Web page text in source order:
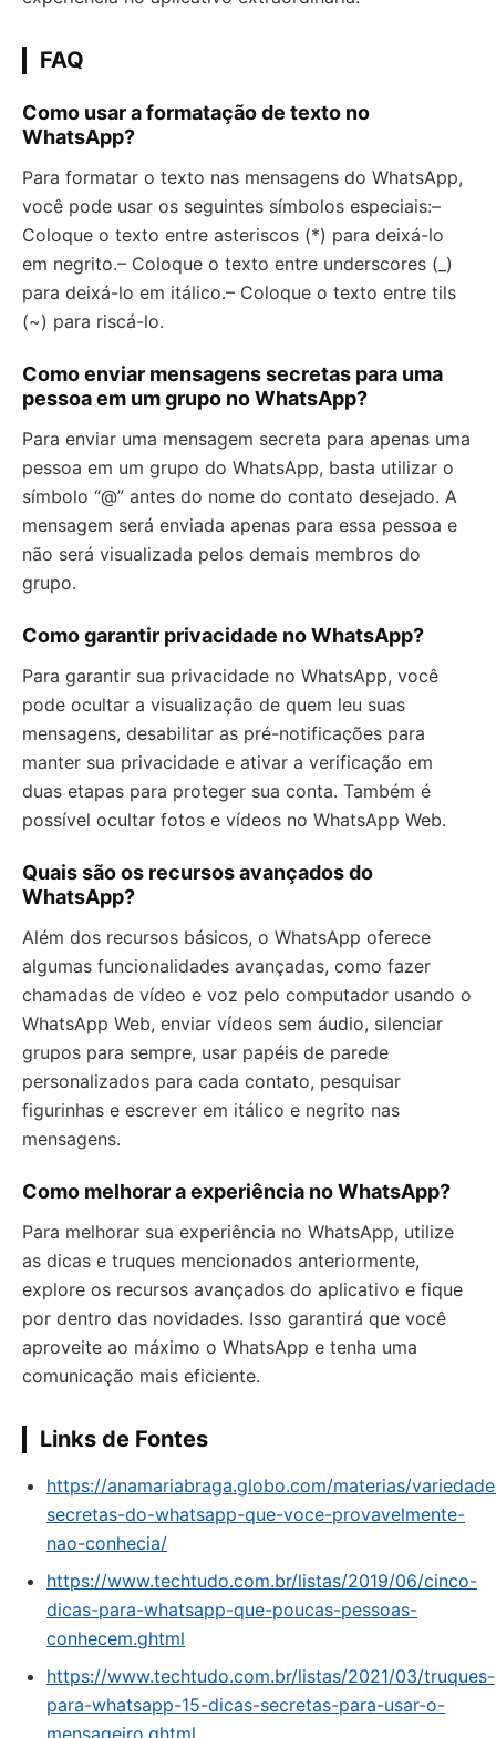
FAQ
Como usar a formatação de texto no
WhatsApp?
Para formatar o texto nas mensagens do WhatsApp,
você pode usar os seguintes símbolos especiais:–
Coloque o texto entre asteriscos (*) para deixá-lo
em negrito.– Coloque o texto entre underscores (_)
para deixá-lo em itálico.– Coloque o texto entre tils
(~) para riscá-lo.
Como enviar mensagens secretas para uma
pessoa em um grupo no WhatsApp?
Para enviar uma mensagem secreta para apenas uma
pessoa em um grupo do WhatsApp, basta utilizar o
símbolo “@” antes do nome do contato desejado. A
mensagem será enviada apenas para essa pessoa e
não será visualizada pelos demais membros do
grupo.
Como garantir privacidade no WhatsApp?
Para garantir sua privacidade no WhatsApp, você
pode ocultar a visualização de quem leu suas
mensagens, desabilitar as pré-notificações para
manter sua privacidade e ativar a verificação em
duas etapas para proteger sua conta. Também é
possível ocultar fotos e vídeos no WhatsApp Web.
Quais são os recursos avançados do
WhatsApp?
Além dos recursos básicos, o WhatsApp oferece
algumas funcionalidades avançadas, como fazer
chamadas de vídeo e voz pelo computador usando o
WhatsApp Web, enviar vídeos sem áudio, silenciar
grupos para sempre, usar papéis de parede
personalizados para cada contato, pesquisar
figurinhas e escrever em itálico e negrito nas
mensagens.
Como melhorar a experiência no WhatsApp?
Para melhorar sua experiência no WhatsApp, utilize
as dicas e truques mencionados anteriormente,
explore os recursos avançados do aplicativo e fique
por dentro das novidades. Isso garantirá que você
aproveite ao máximo o WhatsApp e tenha uma
comunicação mais eficiente.
Links de Fontes
https://anamariabraga.globo.com/materias/
secretas-do-whatsapp-que-voce-provavelmente-
nao-conhecia/
https://www.techtudo.com.br/listas/2019/06/cinco-
dicas-para-whatsapp-que-poucas-pessoas-
conhecem.ghtml
https://www.techtudo.com.br/listas/2021/03/truques-
para-whatsapp-15-dicas-secretas-para-usar-o-
mensageiro.ghtml